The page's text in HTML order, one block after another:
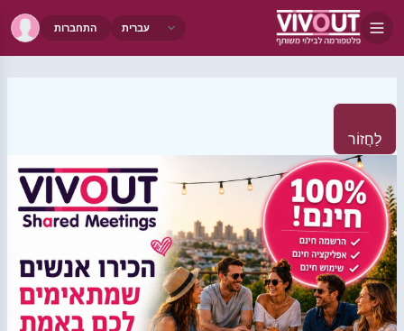
התחברות
לַחֲזוֹר